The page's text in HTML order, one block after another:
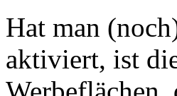
Hat man
aktiviert, ist